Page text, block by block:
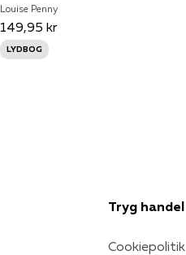
Louise Penny
149,95 kr
LYDBOG
Tryg handel
Cookiepolitik